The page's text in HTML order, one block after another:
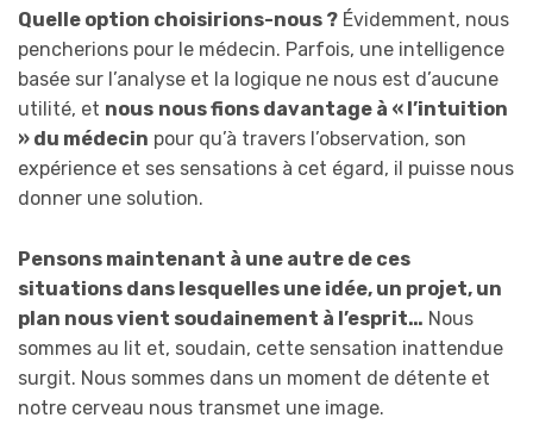
Quelle option choisirions-nous ? Évidemment, nous
pencherions pour le médecin. Parfois, une intelligence
basée sur l’analyse et la logique ne nous est d’aucune
utilité, et nous nous fions davantage à « l’intuition
» du médecin pour qu’à travers l’observation, son
expérience et ses sensations à cet égard, il puisse nous
donner une solution.
Pensons maintenant à une autre de ces
situations dans lesquelles une idée, un projet, un
plan nous vient soudainement à l’esprit… Nous
sommes au lit et, soudain, cette sensation inattendue
surgit. Nous sommes dans un moment de détente et
notre cerveau nous transmet une image.